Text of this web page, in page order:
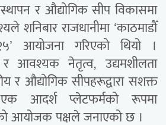
र औद्योगिक सीप विकासमा
शनिबार राजधानीमा ‘काठमाडौँ
आयोजना गरिएको थियो ।
आवश्यक नेतृत्व, उद्यमशीलता
र औद्योगिक सीपहरूद्वारा सशक्त
आदर्श प्लेटफर्मको रूपमा
आयोजक पक्षले जनाएको छ ।